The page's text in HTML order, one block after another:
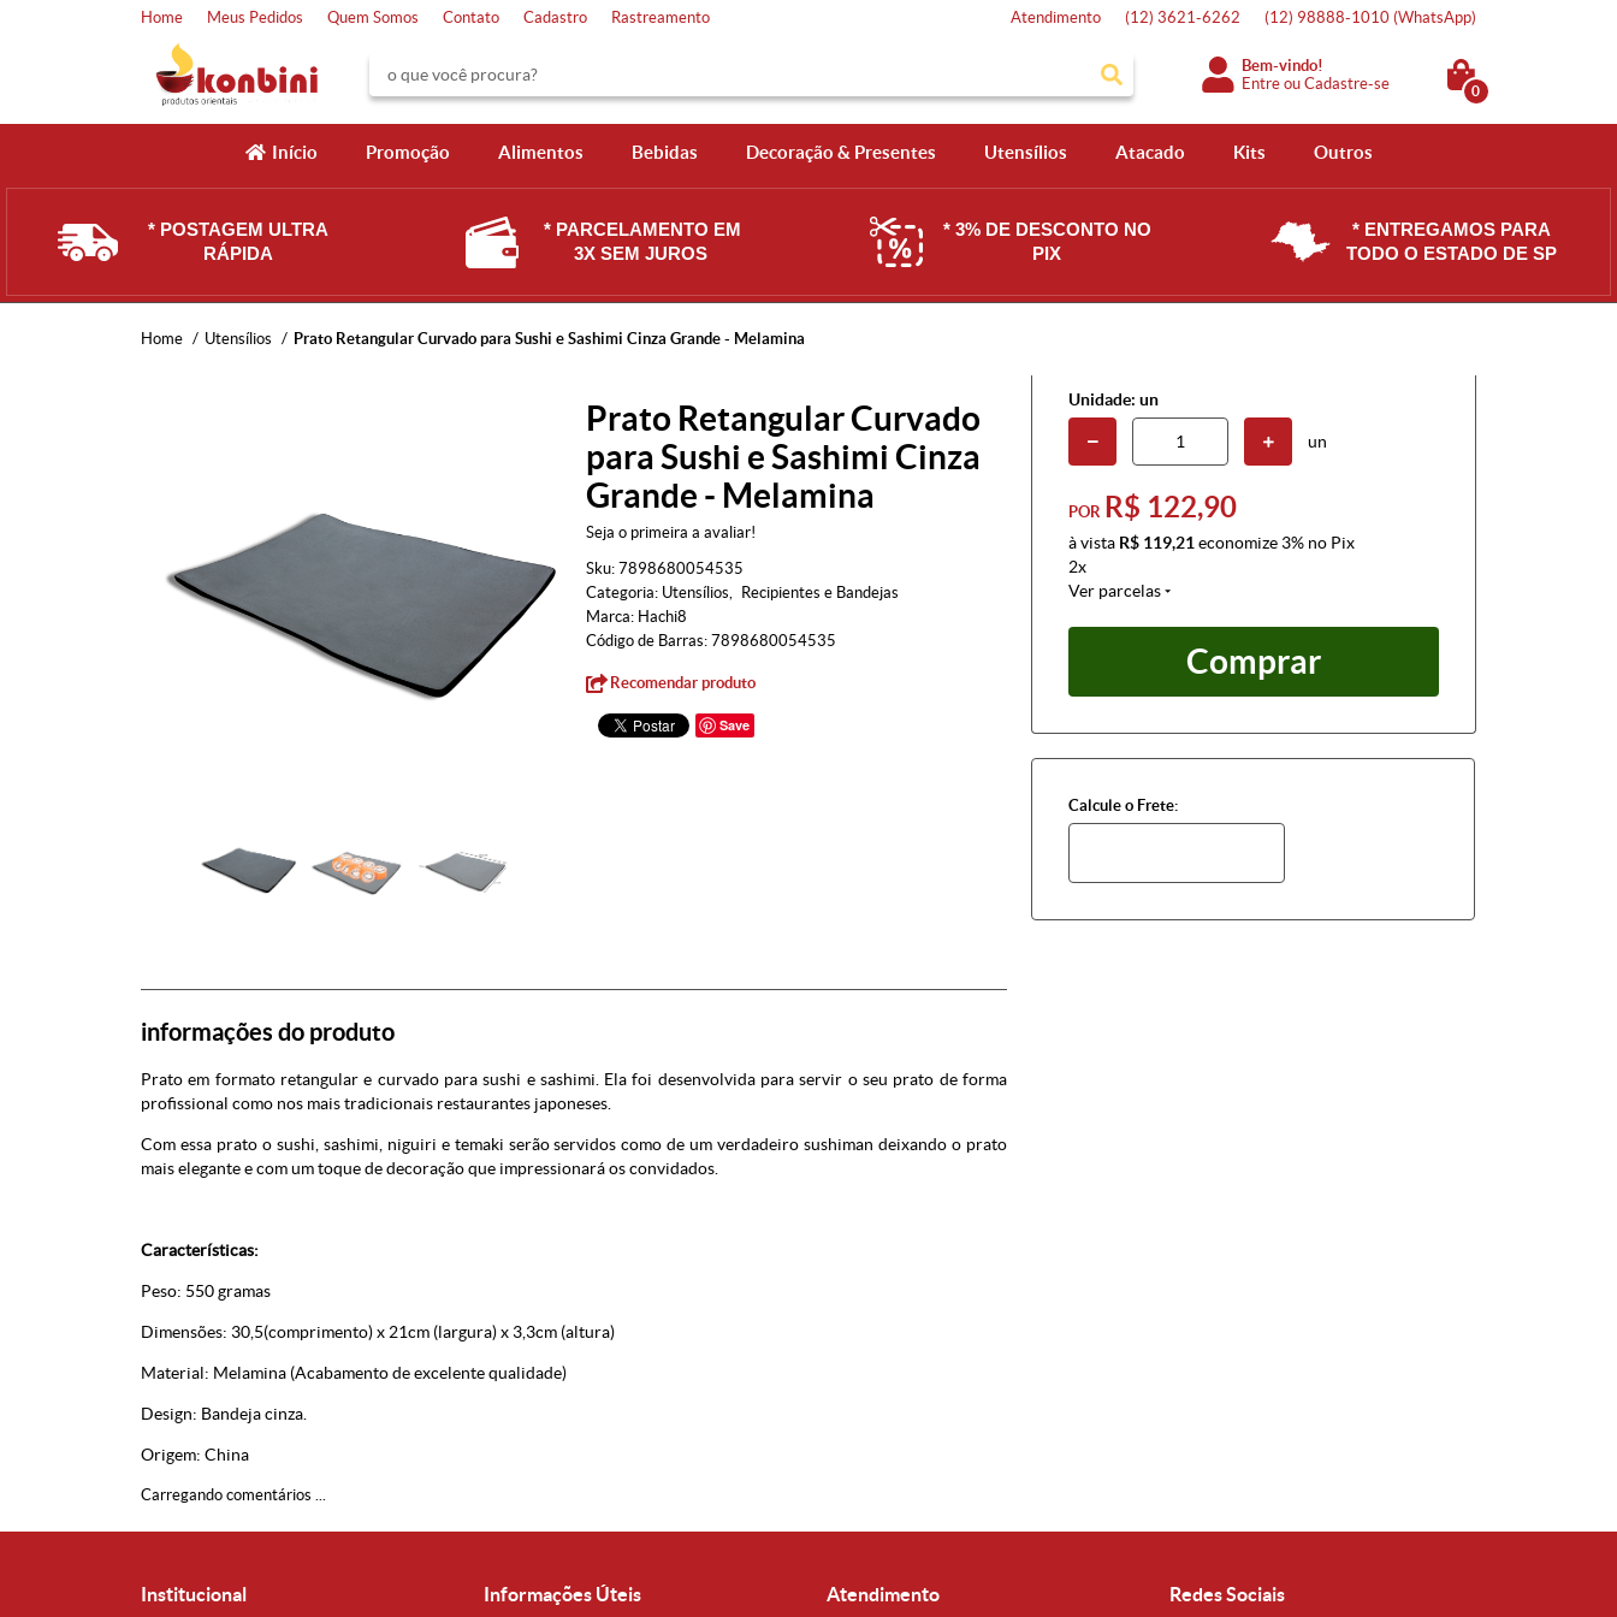
Home Meus Pedidos Quem Somos Contato Cadastro Rastreamento Atendimento (12) 3621-6262 (12) 98888-1010 (WhatsApp)
Bem-vindo!
Entre ouCadastre-se 0
Início Promoção Alimentos Bebidas Decoração & Presentes Utensílios Atacado Kits Outros
* POSTAGEM ULTRA
RÁPIDA
* PARCELAMENTO EM
3X SEM JUROS
* 3% DE DESCONTO NO
PIX
* ENTREGAMOS PARA
TODO O ESTADO DE SP
Home Utensílios Prato Retangular Curvado para Sushi e Sashimi Cinza Grande - Melamina
Prato Retangular Curvado
para Sushi e Sashimi Cinza
Grande - Melamina
Seja o primeira a avaliar!
Sku: 7898680054535
Categoria: Utensílios
Recipientes e Bandejas
Marca: Hachi8
Código de Barras: 7898680054535
Recomendar produto
Save
Unidade: un
un
POR R$ 122,90
à vista R$ 119,21 economize 3% no Pix
2x
Ver parcelas
Comprar
Calcule o Frete:
informações do produto
Prato em formato retangular e curvado para sushi e sashimi. Ela foi desenvolvida para servir o seu prato de forma
profissional como nos mais tradicionais restaurantes japoneses.
Com essa prato o sushi, sashimi, niguiri e temaki serão servidos como de um verdadeiro sushiman deixando o prato
mais elegante e com um toque de decoração que impressionará os convidados.
Características:
Peso: 550 gramas
Dimensões: 30,5(comprimento) x 21cm (largura) x 3,3cm (altura)
Material: Melamina (Acabamento de excelente qualidade)
Design: Bandeja cinza.
Origem: China
Carregando comentários ...
Institucional Informações Úteis Atendimento Redes Sociais